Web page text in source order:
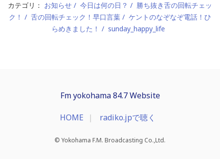
カテゴリ： お知らせ 今日は何の日？
勝ち抜き舌の回転チェッ
ク！
舌の回転チェック！早口言葉
ケントのなぞなぞ電話！ひ
らめきました！
sunday_happy_life
Fm yokohama 84.7 Website
HOME radiko.jpで聴く
© Yokohama F.M. Broadcasting Co.,Ltd.